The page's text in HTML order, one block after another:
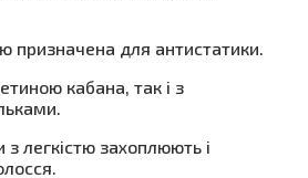
призначена для антистатики.
кабана, так і з
легкістю захоплюють і